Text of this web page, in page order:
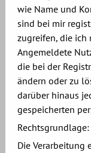
wie Name und
sind bei mir
zugreifen, die ich
Angemeldete
die bei der
ändern oder zu
darüber hinaus
gespeicherten
Rechtsgrundlage:
Die Verarbeitung